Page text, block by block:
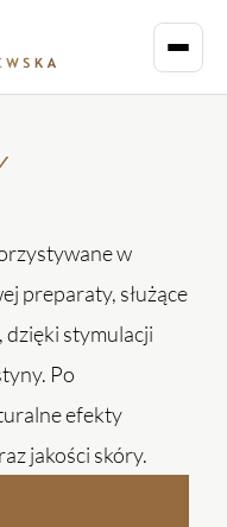
w
preparaty, służące
stymulacji
Po
efekty
jakości skóry.